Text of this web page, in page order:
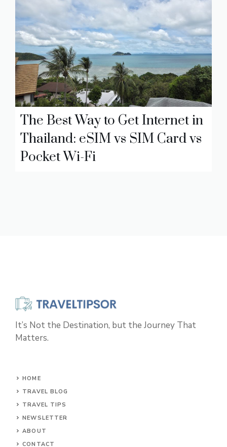
The Best Way to Get Internet in
Thailand: eSIM vs SIM Card vs
Pocket Wi-Fi
It’s Not the Destination, but the Journey That
Matters.
HOME
TRAVEL BLOG
TRAVEL TIPS
NEWSLETTER
ABOUT
CONTACT